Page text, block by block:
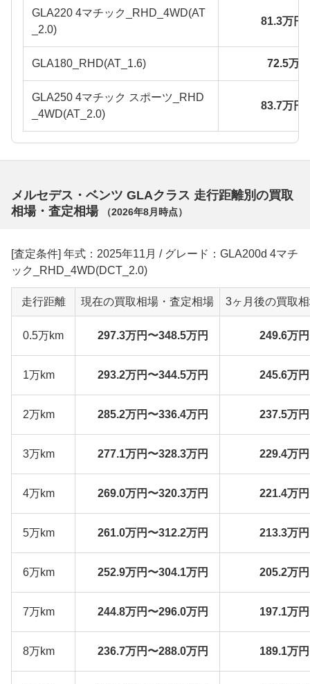
GLA220 4マチック_RHD_4WD(AT
_2.0)
81.3万円
GLA180_RHD(AT_1.6) 72.5万
GLA250 4マチック スポーツ_RHD
_4WD(AT_2.0)
83.7万円
メルセデス・ベンツ GLAクラス 走行距離別の買取
相場・査定相場
（2026年8月 時点）
[査定条件] 年式：2025年11月 / グレード：GLA200d 4マチ
ック_RHD_4WD(DCT_2.0)
走行距離 現在の買取相場・査定相場 3ヶ月後の買取
0.5万km 297.3万円〜348.5万円 249.6万
1万km 293.2万円〜344.5万円 245.6万
2万km 285.2万円〜336.4万円 237.5万
3万km 277.1万円〜328.3万円 229.4万
4万km 269.0万円〜320.3万円 221.4万
5万km 261.0万円〜312.2万円 213.3万
6万km 252.9万円〜304.1万円 205.2万
7万km 244.8万円〜296.0万円 197.1万
8万km 236.7万円〜288.0万円 189.1万